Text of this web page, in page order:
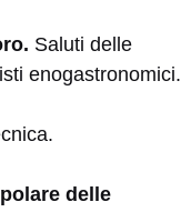
Saluti delle
enogastronomici.
delle